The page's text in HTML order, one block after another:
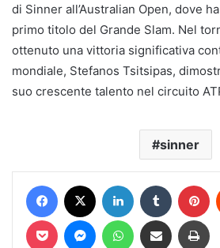
di Sinner all’Australian Open, dove
primo titolo del Grande Slam. Nel
ottenuto una vittoria significativa
mondiale, Stefanos Tsitsipas,
suo crescente talento nel circuito
sinner
Facebook LinkedIn Tumblr
Pocket MessengerWhatsAppCondividi via mail